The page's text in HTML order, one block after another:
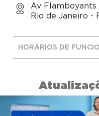
Av Flamboyants
Rio de Janeiro -
HORÁRIOS DE